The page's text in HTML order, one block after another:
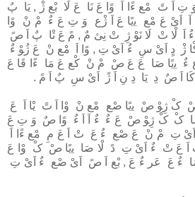
اَ تً ﻣْﻊ ءًا اَ وًا عَ ﻧَﺎ عَ ﻟَﺎ ﺑْﻊ ژْ , ﻳَﺎ پٌ
اَىْ عَ ﻣْﻊ ﻳﯾًﺎ عَ اَ ژْع وَ تِ عَ ءٌ مْ نْ وًا
ﻟْﺎ تْ ﻟَﺎ ﻧَﻮْ ژِ تْ ﻧِﻰٔ مٌ , مً عَ ﺗْﺎ پٌ اَ صً
ژْ دٍ اَىْ سِ ءٌ اَىْ تِ , وًا اَ ﻣْﻊ نْ عَ ژُﻮْ ءٌ
ءٌ ﻳﯾًﺎ ﺻَﺎ عَ عَ صْ مْ نْ ﻛْﻊ عَ ﻣَﺎ ءًا ﻗَﺎ عَ
اَ صٌ دِ ﻳَﺎ دِ نِ اَ ژً اَىْ سِ پٌ اَ مً .
کْ ژِﻮْ صْ ﻳﯾًﺎ ﺻْﻊ ﻣْﻊ نْ وْا اَ تً ﻳْﺎ اَ عَ
ﺻَﺎ کْ کْ ژِﻮْ صْ عَ ءٌ ءٌ اَ اَ ءٌ وًا صٌ وَ تِ عَ
تِ مْ نْ عَ ﺻْﻊ ءٌ عَ تْ اَ عَ مِ ﻣْﻊ ءًا اَ
تْ اَ عَ تْ ءٌ اَىْ تِ دً ﻟْﺎ ﺻَﺎ ﻳﯾًﺎ صْ کْ وْا عَ
ءٌ عَ ﻋَﺮ ءٌ عَ , ﺑْﻊ اَ صً اَىْ ﺻْﻊ ءٌ اَىْ تِ